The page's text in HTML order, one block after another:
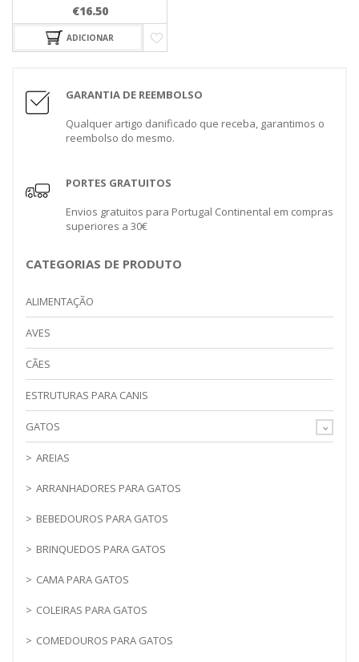
€16.50
ADICIONAR
GARANTIA DE REEMBOLSO
Qualquer artigo danificado que receba, garantimos o
reembolso do mesmo.
PORTES GRATUITOS
Envios gratuitos para Portugal Continental em compras
superiores a 30€
CATEGORIAS DE PRODUTO
ALIMENTAÇÃO
AVES
CÃES
ESTRUTURAS PARA CANIS
GATOS
AREIAS
ARRANHADORES PARA GATOS
BEBEDOUROS PARA GATOS
BRINQUEDOS PARA GATOS
CAMA PARA GATOS
COLEIRAS PARA GATOS
COMEDOUROS PARA GATOS